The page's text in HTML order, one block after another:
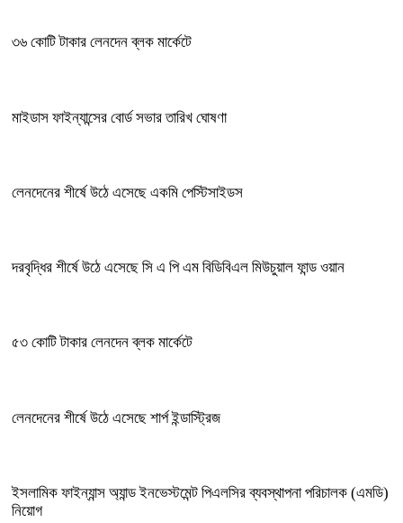
৩৬ কোটি টাকার লেনদেন ব্লক মার্কেটে
মাইডাস ফাইন্যান্সের বোর্ড সভার তারিখ ঘোষণা
লেনদেনের শীর্ষে উঠে এসেছে একমি পেস্টিসাইডস
দরবৃদ্ধির শীর্ষে উঠে এসেছে সি এ পি এম বিডিবিএল মিউচুয়াল ফান্ড ওয়ান
৫৩ কোটি টাকার লেনদেন ব্লক মার্কেটে
লেনদেনের শীর্ষে উঠে এসেছে শার্প ইন্ডাস্ট্রিজ
ইসলামিক ফাইন্যান্স অ্যান্ড ইনভেস্টমেন্ট পিএলসির ব্যবস্থাপনা পরিচালক (এমডি)
নিয়োগ